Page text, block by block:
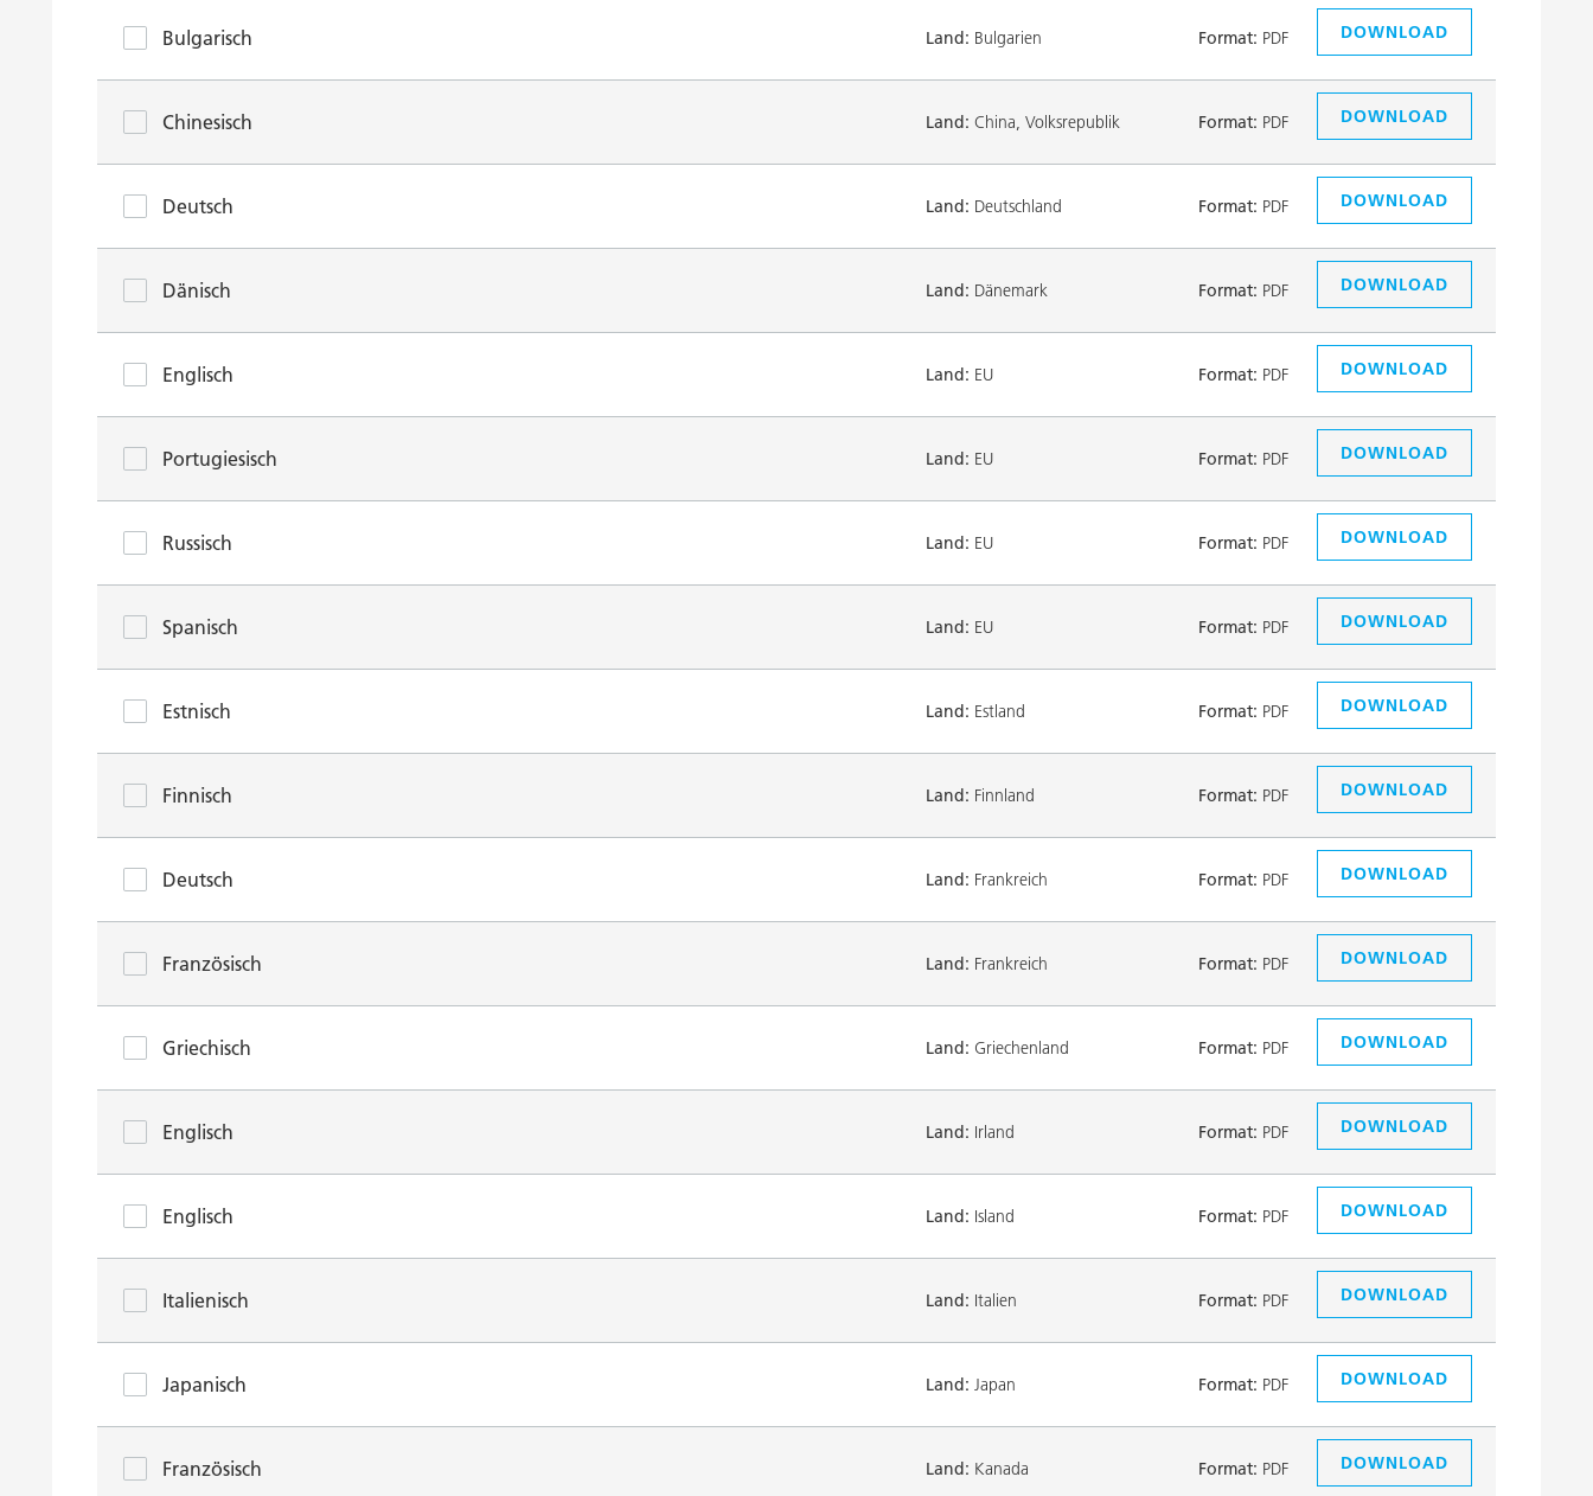
Bulgarisch Land: Bulgarien Format: PDF DOWNLOAD
Chinesisch Land: China, Volksrepublik Format: PDF DOWNLOAD
Deutsch Land: Deutschland Format: PDF DOWNLOAD
Dänisch Land: Dänemark Format: PDF DOWNLOAD
Englisch Land: EU Format: PDF DOWNLOAD
Portugiesisch Land: EU Format: PDF DOWNLOAD
Russisch Land: EU Format: PDF DOWNLOAD
Spanisch Land: EU Format: PDF DOWNLOAD
Estnisch Land: Estland Format: PDF DOWNLOAD
Finnisch Land: Finnland Format: PDF DOWNLOAD
Deutsch Land: Frankreich Format: PDF DOWNLOAD
Französisch Land: Frankreich Format: PDF DOWNLOAD
Griechisch Land: Griechenland Format: PDF DOWNLOAD
Englisch Land: Irland Format: PDF DOWNLOAD
Englisch Land: Island Format: PDF DOWNLOAD
Italienisch Land: Italien Format: PDF DOWNLOAD
Japanisch Land: Japan Format: PDF DOWNLOAD
Französisch Land: Kanada Format: PDF DOWNLOAD